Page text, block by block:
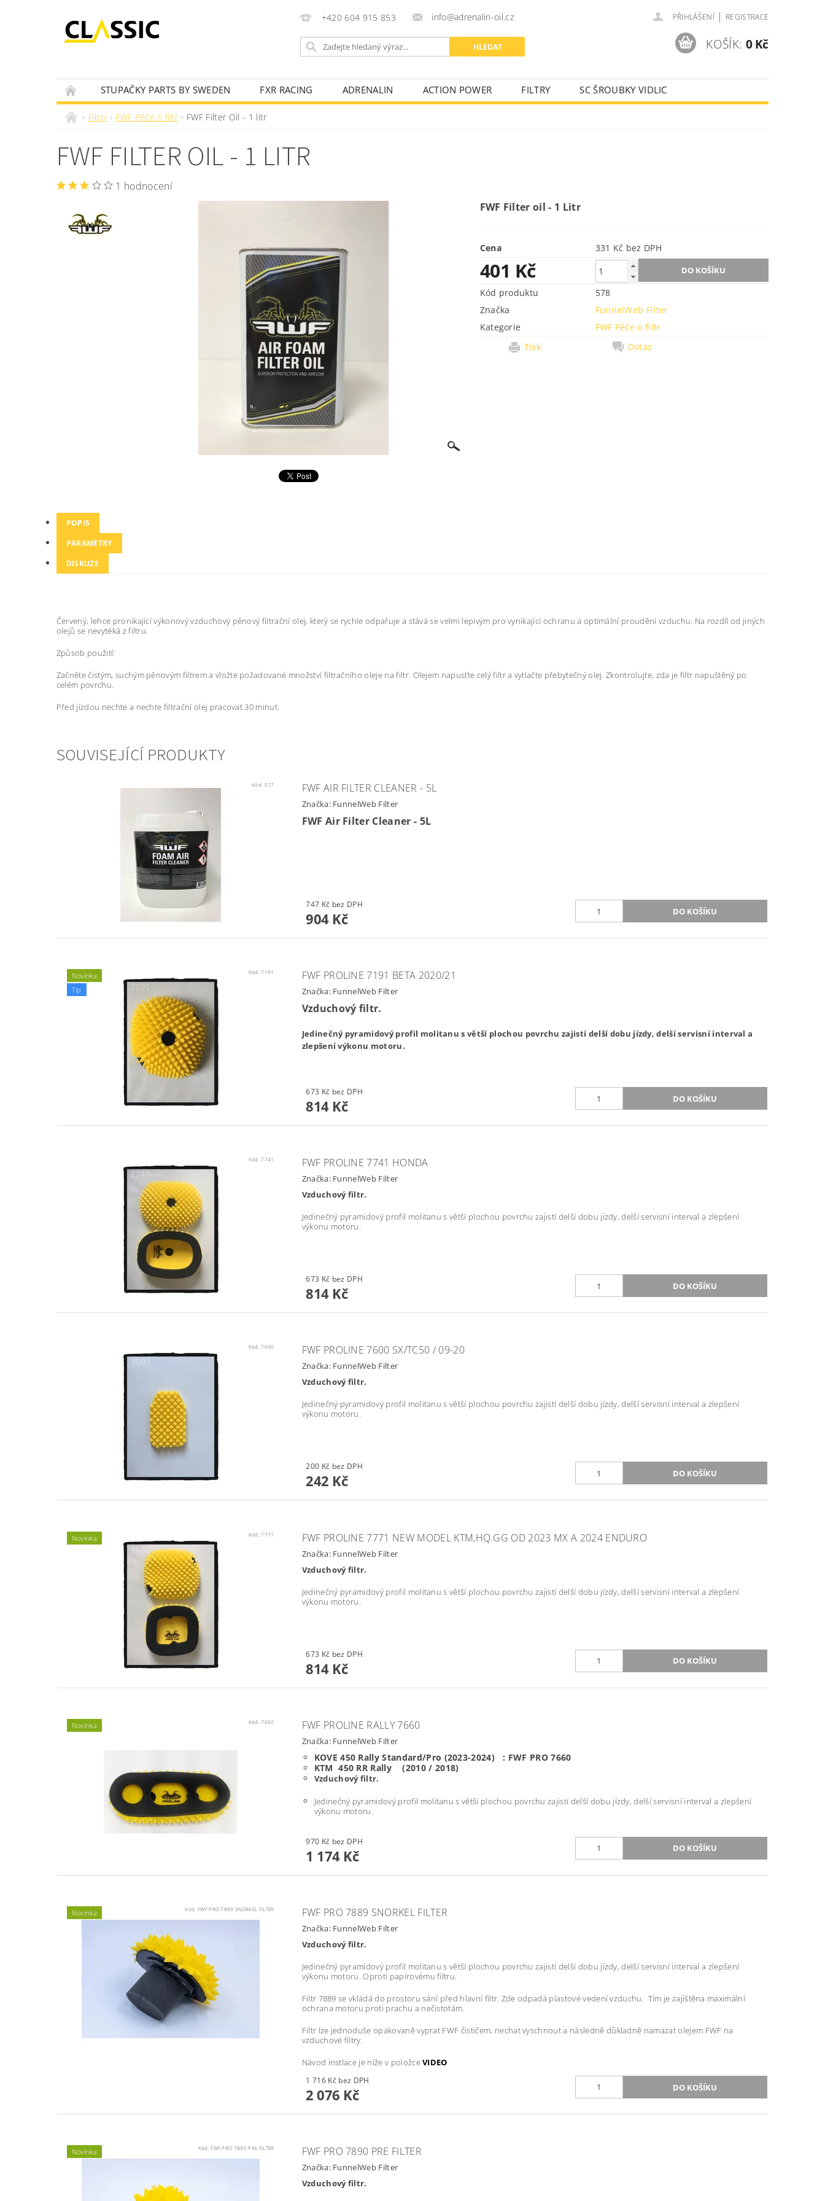
+420 604 915 853 info@adrenalin-oil.cz PŘIHLÁŠENÍ | REGISTRACE
KOŠÍK: 0 Kč
STUPAČKY PARTS BY SWEDEN FXR RACING ADRENALIN ACTION POWER FILTRY
SC ŠROUBKY VIDLIC
OLEJOVÝ VYHLEDÁVAČ
NOVINKY
Filtry FWF Péče o filtr FWF Filter Oil - 1 litr
FWF FILTER OIL - 1 LITR
1 hodnocení
FWF Filter oil - 1 Litr
Cena 331 Kč bez DPH
401 Kč
Kód produktu
578
Značka
FunnelWeb Filter
Kategorie
FWF Péče o filtr
Tisk
Dotaz
POPIS
PARAMETRY
DISKUZE
Červený, lehce pronikající výkonový vzduchový pěnový filtrační olej, který se rychle odpařuje a stává se velmi lepivým pro vynikající ochranu a optimální proudění vzduchu. Na rozdíl od jiných
olejů se nevytéká z filtru.
Způsob použití:
Začněte čistým, suchým pěnovým filtrem a vložte požadované množství filtračního oleje na filtr. Olejem napusťte celý filtr a vytlačte přebytečný olej. Zkontrolujte, zda je filtr napuštěný po
celém povrchu.
Před jízdou nechte a nechte filtrační olej pracovat 30 minut.
SOUVISEJÍCÍ PRODUKTY
Kód: 577 FWF AIR FILTER CLEANER - 5L
Značka: FunnelWeb Filter
FWF Air Filter Cleaner - 5L
747 Kč bez DPH
904 Kč
Novinka
Tip
Kód:7191 FWF PROLINE 7191 BETA 2020/21
Značka: FunnelWeb Filter
Vzduchový filtr.
Jedinečný pyramidový profil molitanu s větší plochou povrchu zajistí delší dobu jízdy, delší servisní interval a
zlepšení výkonu motoru.
673 Kč bez DPH
814 Kč
Kód:7741 FWF PROLINE 7741 HONDA
Značka: FunnelWeb Filter
Vzduchový filtr.
Jedinečný pyramidový profil molitanu s větší plochou povrchu zajistí delší dobu jízdy, delší servisní interval a zlepšení
výkonu motoru.
673 Kč bez DPH
814 Kč
Kód:7600 FWF PROLINE 7600 SX/TC50 / 09-20
Značka: FunnelWeb Filter
Vzduchový filtr.
Jedinečný pyramidový profil molitanu s větší plochou povrchu zajistí delší dobu jízdy, delší servisní interval a zlepšení
výkonu motoru.
200 Kč bez DPH
242 Kč
Novinka Kód:7771 FWF PROLINE 7771 NEW MODEL KTM,HQ.GG OD 2023 MX A 2024 ENDURO
Značka: FunnelWeb Filter
Vzduchový filtr.
Jedinečný pyramidový profil molitanu s větší plochou povrchu zajistí delší dobu jízdy, delší servisní interval a zlepšení
výkonu motoru.
673 Kč bez DPH
814 Kč
Novinka Kód:7660 FWF PROLINE RALLY 7660
Značka: FunnelWeb Filter
KOVE 450 Rally Standard/Pro (2023-2024) : FWF PRO 7660
KTM 450 RR Rally (2010 / 2018)
Vzduchový filtr.
Jedinečný pyramidový profil molitanu s větší plochou povrchu zajistí delší dobu jízdy, delší servisní interval a zlepšení
výkonu motoru.
970 Kč bez DPH
1 174 Kč
Novinka Kód: FWF PRO 7889 SNORKEL FILTER FWF PRO 7889 SNORKEL FILTER
Značka: FunnelWeb Filter
Vzduchový filtr.
Jedinečný pyramidový profil molitanu s větší plochou povrchu zajistí delší dobu jízdy, delší servisní interval a zlepšení
výkonu motoru. Oproti papírovému filtru.
Filtr 7889 se vkládá do prostoru sání před hlavní filtr. Zde odpadá plastové vedení vzduchu. Tím je zajištěna maximální
ochrana motoru proti prachu a nečistotám.
Filtr lze jednoduše opakovaně vyprat FWF čističem, nechat vyschnout a následně důkladně namazat olejem FWF na
vzduchové filtry.
Návod instlace je níže v položceVIDEO
1 716 Kč bez DPH
2 076 Kč
Novinka Kód:FWF PRO 7890 PRE FILTER FWF PRO 7890 PRE FILTER
Značka: FunnelWeb Filter
Vzduchový filtr.